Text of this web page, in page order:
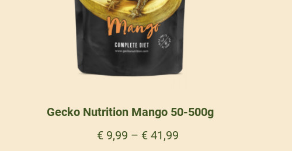
Gecko Nutrition Mango 50-500g
€9,99 – €41,99